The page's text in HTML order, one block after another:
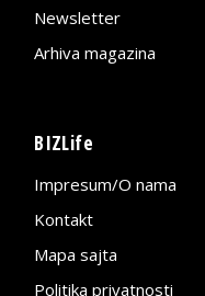
Newsletter
Arhiva magazina
BIZLife
Impresum/O nama
Kontakt
Mapa sajta
Politika privatnosti